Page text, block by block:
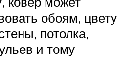
обоям, цвету
потолка,
и тому